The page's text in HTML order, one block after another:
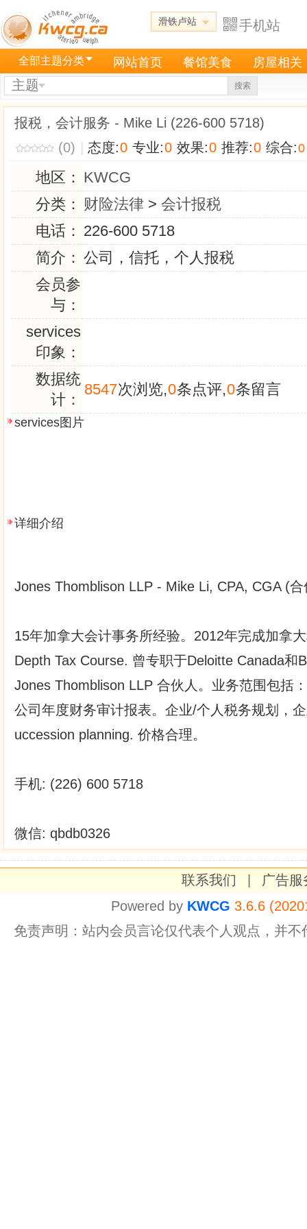
滑铁卢站 手机站
全部主题分类 网站首页 餐馆美食 房屋相关
主题 搜索
报税，会计服务 - Mike Li (226-600 5718)
(0)
态度:0 专业:0 效果:0 推荐:0 综合:0
地区： KWCG
分类： 财险法律 > 会计报税
电话： 226-600 5718
简介： 公司，信托，个人报税
会员参
与：
services
印象：
数据统
计：
8547次浏览,0条点评,0条留言
services图片
详细介绍
Jones Thomblison LLP - Mike Li, CPA, CGA (
15年加拿大会计事务所经验。2012年完成加拿
Depth Tax Course. 曾专职于Deloitte Canada和
Jones Thomblison LLP 合伙人。业务范围包括
公司年度财务审计报表。企业/个人税务规划，
uccession planning. 价格合理。
手机: (226) 600 5718
微信: qbdb0326
联系我们
广告服
Powered by KWCG 3.6.6
免责声明：站内会员言论仅代表个人观点，并